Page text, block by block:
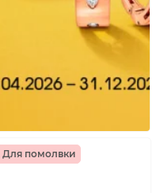
Для помолвки